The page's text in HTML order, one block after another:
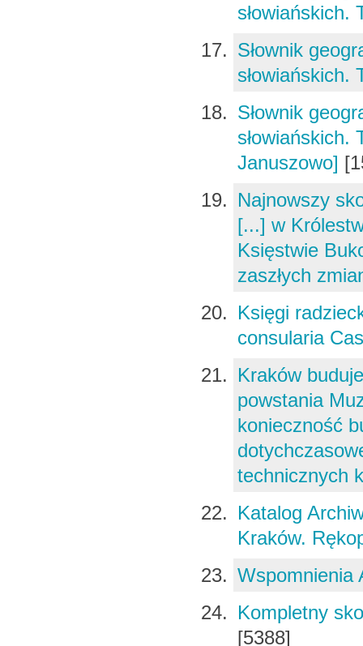
Słownik
Słownik
słowiańskich.
Januszowo]
Najnowszy
[...] w
Księstwie
zaszłych
Księgi
consularia
Kraków
powstania
konieczność
technicznych
Katalog
Kraków.
Wspomnienia
Kompletny
[5388]